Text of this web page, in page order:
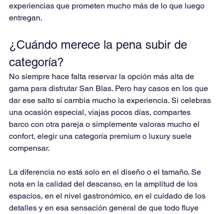
experiencias que prometen mucho más de lo que luego
entregan.
¿Cuándo merece la pena subir de
categoría?
No siempre hace falta reservar la opción más alta de
gama para disfrutar San Blas. Pero hay casos en los que
dar ese salto sí cambia mucho la experiencia. Si celebras
una ocasión especial, viajas pocos días, compartes
barco con otra pareja o simplemente valoras mucho el
confort, elegir una categoría premium o luxury suele
compensar.
La diferencia no está solo en el diseño o el tamaño. Se
nota en la calidad del descanso, en la amplitud de los
espacios, en el nivel gastronómico, en el cuidado de los
detalles y en esa sensación general de que todo fluye